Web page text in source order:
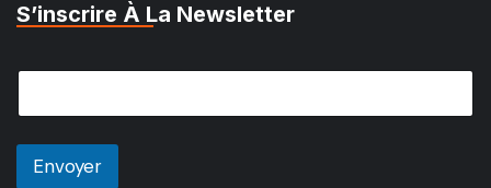
S’inscrire À La Newsletter
i
E
a
i
*
Envoyer